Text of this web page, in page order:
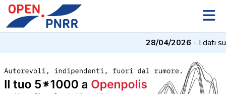
28/04/2026- I dati su